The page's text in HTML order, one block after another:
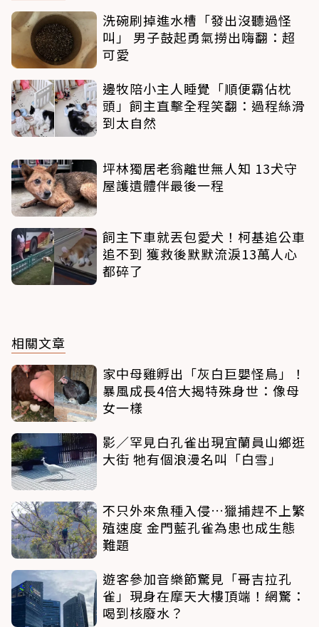
洗碗刷掉進水槽「發出沒聽過怪
叫」 男子鼓起勇氣撈出嗨翻：超
可愛
邊牧陪小主人睡覺「順便霸佔枕
頭」飼主直擊全程笑翻：過程絲滑
到太自然
坪林獨居老翁離世無人知 13犬守
屋護遺體伴最後一程
飼主下車就丟包愛犬！柯基追公車
追不到 獲救後默默流淚13萬人心
都碎了
相關文章
家中母雞孵出「灰白巨嬰怪鳥」！
暴風成長4倍大揭特殊身世：像母
女一樣
影／罕見白孔雀出現宜蘭員山鄉逛
大街 牠有個浪漫名叫「白雪」
不只外來魚種入侵…獵捕趕不上繁
殖速度 金門藍孔雀為患也成生態
難題
遊客參加音樂節驚見「哥吉拉孔
雀」現身在摩天大樓頂端！網驚：
喝到核廢水？